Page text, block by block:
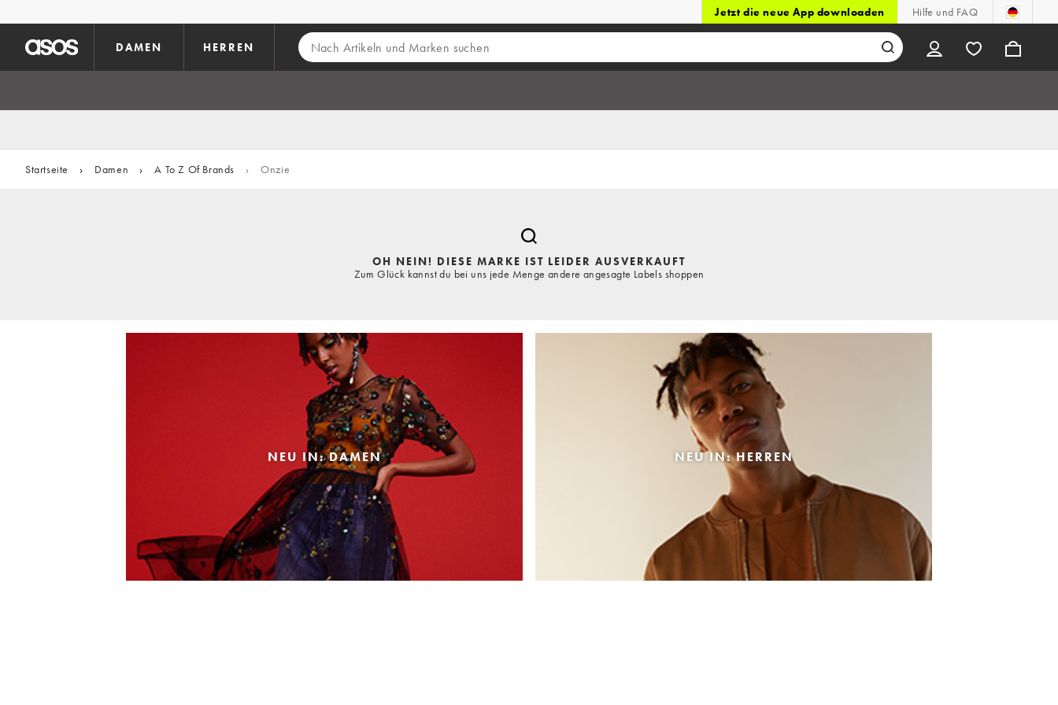
Jetzt die neue App downloaden Hilfe und FAQ
DAMEN HERREN
Startseite › Damen › A To Z Of Brands › Onzie
OH NEIN! DIESE MARKE IST LEIDER AUSVERKAUFT
Zum Glück kannst du bei uns jede Menge andere angesagte Labels shoppen
NEU IN: DAMEN NEU IN: HERREN